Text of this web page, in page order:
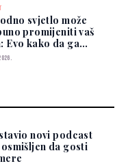
svjetlo može
promijeniti vaš
Evo kako da ga
novi podcast
da gosti